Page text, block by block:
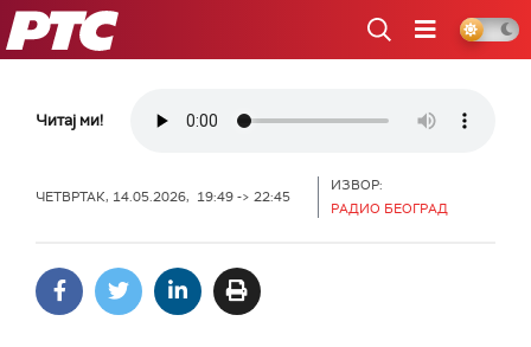
РТС
Читај ми!
ЧЕТВРТАК, 14.05.2026, 19:49 -> 22:45
ИЗВОР:
РАДИО БЕОГРАД